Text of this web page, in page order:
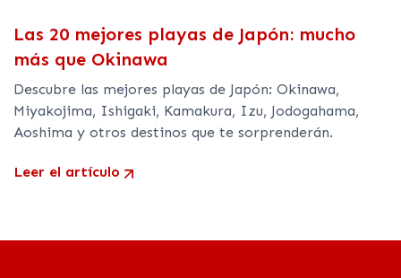
Las 20 mejores playas de Japón: mucho
más que Okinawa
Descubre las mejores playas de Japón: Okinawa,
Miyakojima, Ishigaki, Kamakura, Izu, Jodogahama,
Aoshima y otros destinos que te sorprenderán.
Leer el artículo